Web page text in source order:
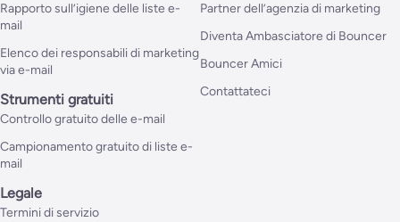
Rapporto sull’igiene delle liste e-
mail
Elenco dei responsabili di marketing
via e-mail
Strumenti gratuiti
Controllo gratuito delle e-mail
Campionamento gratuito di liste e-
mail
Partner dell’agenzia di marketing
Diventa Ambasciatore di Bouncer
Bouncer Amici
Contattateci
Legale
Termini di servizio